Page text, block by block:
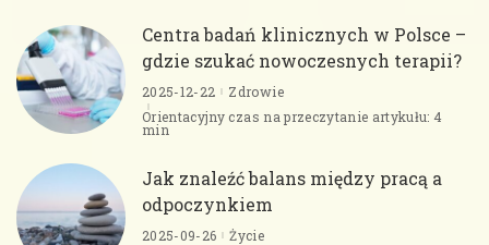
Centra badań klinicznych w Polsce –
gdzie szukać nowoczesnych terapii?
2025-12-22
Zdrowie
Orientacyjny czas na przeczytanie artykułu: 4
min
Jak znaleźć balans między pracą a
odpoczynkiem
2025-09-26
Życie